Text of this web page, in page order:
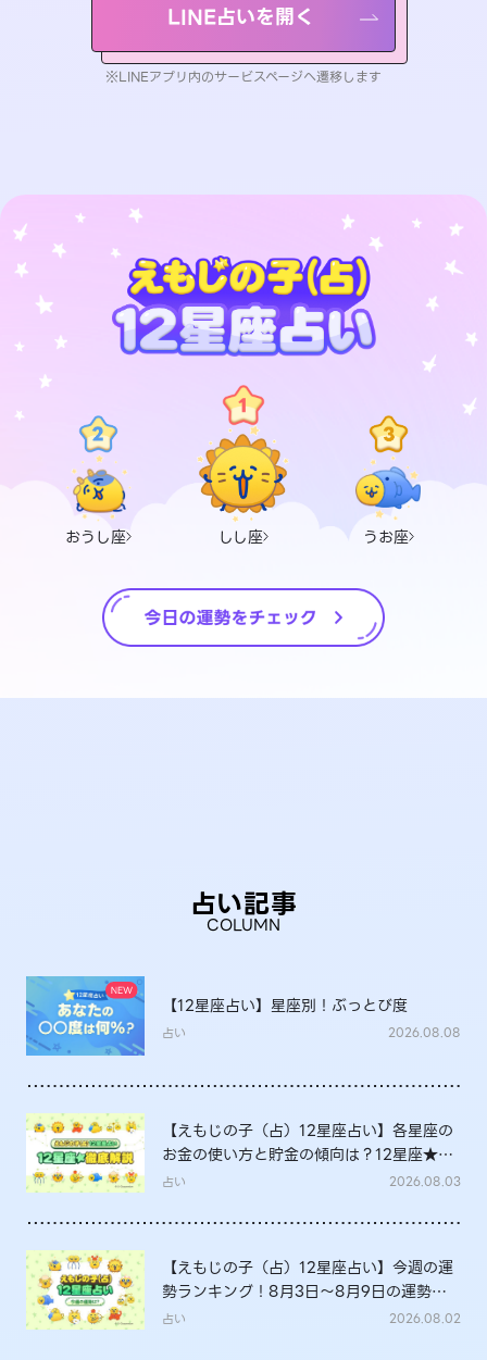
LINE占いを開く
※LINEアプリ内のサービスページへ遷移します
おうし座 しし座 うお座
占い記事
COLUMN
【12星座占い】星座別！ぶっとび度
占い 2026.08.08
【えもじの子（占）12星座占い】各星座の
お金の使い方と貯金の傾向は？12星座★徹
底解説
占い 2026.08.03
【えもじの子（占）12星座占い】今週の運
勢ランキング！8月3日～8月9日の運勢
は？
占い 2026.08.02